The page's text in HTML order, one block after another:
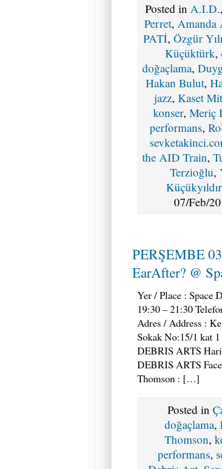
Posted in A.I.D.
Perret, Amanda
PATİ, Özgür
Küçüktürk,
doğaçlama,
Hakan Bulut,
jazz, Kaset
konser, Meriç
performans,
the AID Train,
Terzioğlu,
07/Feb/
PERŞEMBE
EarAfter? @
Yer / Place : Space
19:30 – 21:30
Adres / Address :
Sokak No:15/1 kat
DEBRIS ARTS
DEBRIS ARTS
Thomson : […]
Posted in
doğaçlama,
Thomson,
performans,